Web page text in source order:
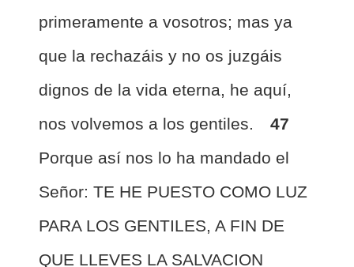
primeramente a vosotros; mas ya
que la rechazáis y no os juzgáis
dignos de la vida eterna, he aquí,
nos volvemos a los gentiles.
47
Porque así nos lo ha mandado el
Señor: TE HE PUESTO COMO LUZ
PARA LOS GENTILES, A FIN DE
QUE LLEVES LA SALVACION